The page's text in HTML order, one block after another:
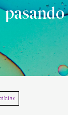
pasando